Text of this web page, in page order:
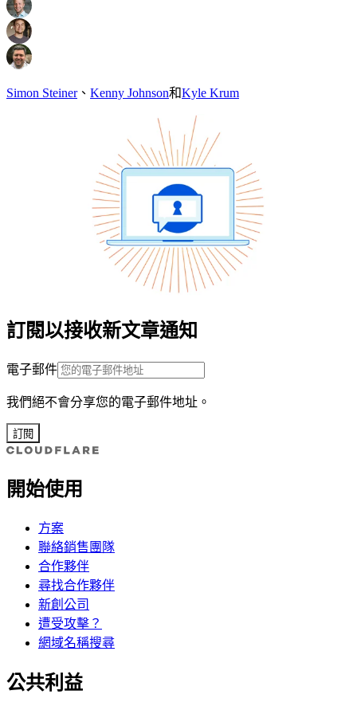
Simon Steiner、 Kenny Johnson和Kyle Krum
訂閱以接收新文章通知
電子郵件
我們絕不會分享您的電子郵件地址。
訂閱
開始使用
方案
聯絡銷售團隊
合作夥伴
尋找合作夥伴
新創公司
遭受攻擊？
網域名稱搜尋
公共利益